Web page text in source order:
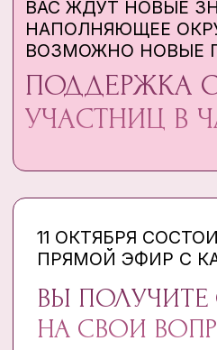
В НЬЮ-ЙОРКЕ, ЛОС-АНЖЕЛЕСЕ,
САН-ДИЕГО, НА ГАВАЙЯХ И ДР.
РОСТА ДЛЯ ЖЕНЩИН